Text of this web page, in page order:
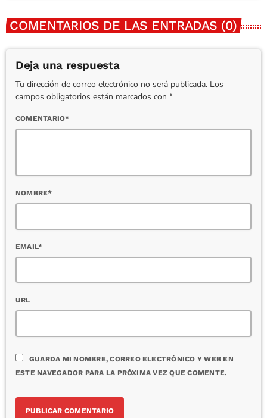
COMENTARIOS DE LAS ENTRADAS (0)
Deja una respuesta
Tu dirección de correo electrónico no será publicada. Los
campos obligatorios están marcados con *
COMENTARIO*
NOMBRE*
EMAIL*
URL
GUARDA MI NOMBRE, CORREO ELECTRÓNICO Y WEB EN
ESTE NAVEGADOR PARA LA PRÓXIMA VEZ QUE COMENTE.